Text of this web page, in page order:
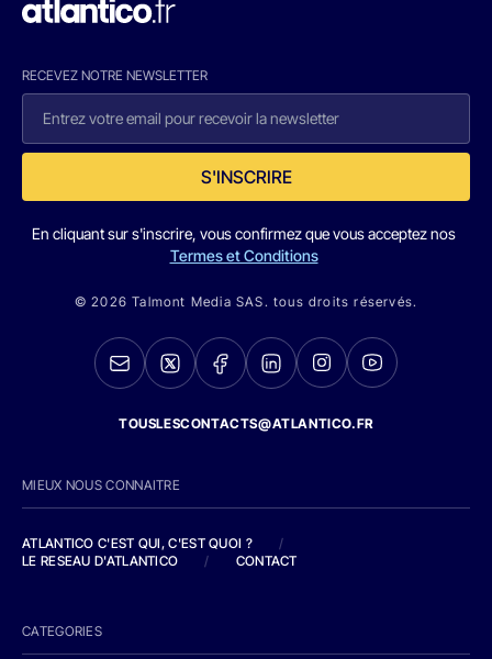
RECEVEZ NOTRE NEWSLETTER
S'INSCRIRE
En cliquant sur s'inscrire, vous confirmez que vous acceptez nos
Termes et Conditions
© 2026 Talmont Media SAS. tous droits réservés.
TOUSLESCONTACTS@ATLANTICO.FR
MIEUX NOUS CONNAITRE
ATLANTICO C'EST QUI, C'EST QUOI ?
/
LE RESEAU D'ATLANTICO
/ CONTACT
CATEGORIES